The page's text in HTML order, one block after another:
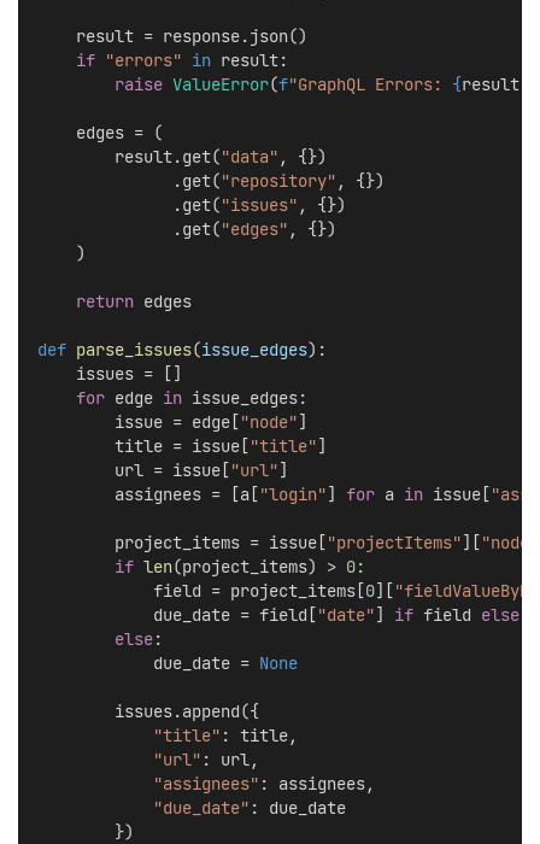
    result = response.json()
if "errors" in result:
raise ValueError(f"GraphQL Errors: {result[
    edges = (
        result.get(
"data" , {})
              .get(
"repository" , {})
              .get(
"issues" , {})
              .get(
"edges" , {})
    )
return edges
def parse_issues(issue_edges):
    issues = []
for edge in issue_edges:
        issue = edge[
"node"]
        title = issue[
"title"]
        url = issue[
"url"]
        assignees = [a[
"login"] for a in issue[
        project_items = issue[
"projectItems"][
if len(project_items) > 0:
            field = project_items[
0][
            due_date = field[
"date"] if field else
else:
            due_date =
None
        issues.append({
"title" : title,
"url" : url,
"assignees" : assignees,
"due_date" : due_date
        })